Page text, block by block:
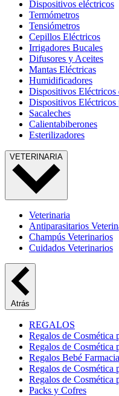
Dispositivos eléctricos
Termómetros
Tensiómetros
Cepillos Eléctricos
Irrigadores Bucales
Difusores y Aceites
Mantas Eléctricas
Humidificadores
Dispositivos Eléctricos
Dispositivos Eléctricos
Sacaleches
Calientabiberones
Esterilizadores
VETERINARIA
Veterinaria
Antiparasitarios
Champús Veterinarios
Cuidados Veterinarios
Atrás
REGALOS
Regalos de Cosmética
Regalos de Cosmética
Regalos Bebé Farmacia
Regalos de Cosmética
Regalos de Cosmética
Packs y Cofres